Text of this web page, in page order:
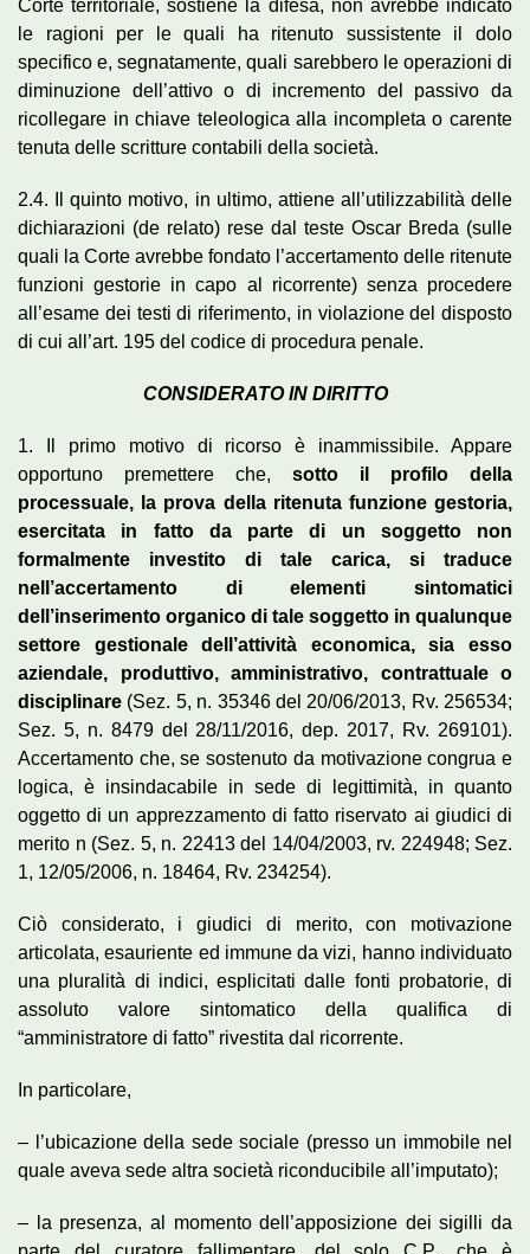
Corte territoriale, sostiene la difesa, non avrebbe indicato
le ragioni per le quali ha ritenuto sussistente il dolo
specifico e, segnatamente, quali sarebbero le operazioni di
diminuzione dell’attivo o di incremento del passivo da
ricollegare in chiave teleologica alla incompleta o carente
tenuta delle scritture contabili della società.
2.4. Il quinto motivo, in ultimo, attiene all’utilizzabilità delle
dichiarazioni (de relato) rese dal teste Oscar Breda (sulle
quali la Corte avrebbe fondato l’accertamento delle ritenute
funzioni gestorie in capo al ricorrente) senza procedere
all’esame dei testi di riferimento, in violazione del disposto
di cui all’art. 195 del codice di procedura penale.
CONSIDERATO IN DIRITTO
1. Il primo motivo di ricorso è inammissibile. Appare
opportuno premettere che, sotto il profilo della
processuale, la prova della ritenuta funzione gestoria,
esercitata in fatto da parte di un soggetto non
formalmente investito di tale carica, si traduce
nell’accertamento di elementi sintomatici
dell’inserimento organico di tale soggetto in qualunque
settore gestionale dell’attività economica, sia esso
aziendale, produttivo, amministrativo, contrattuale o
disciplinare (Sez. 5, n. 35346 del 20/06/2013, Rv. 256534;
Sez. 5, n. 8479 del 28/11/2016, dep. 2017, Rv. 269101).
Accertamento che, se sostenuto da motivazione congrua e
logica, è insindacabile in sede di legittimità, in quanto
oggetto di un apprezzamento di fatto riservato ai giudici di
merito n (Sez. 5, n. 22413 del 14/04/2003, rv. 224948; Sez.
1, 12/05/2006, n. 18464, Rv. 234254).
Ciò considerato, i giudici di merito, con motivazione
articolata, esauriente ed immune da vizi, hanno individuato
una pluralità di indici, esplicitati dalle fonti probatorie, di
assoluto valore sintomatico della qualifica di
“amministratore di fatto” rivestita dal ricorrente.
In particolare,
– l’ubicazione della sede sociale (presso un immobile nel
quale aveva sede altra società riconducibile all’imputato);
– la presenza, al momento dell’apposizione dei sigilli da